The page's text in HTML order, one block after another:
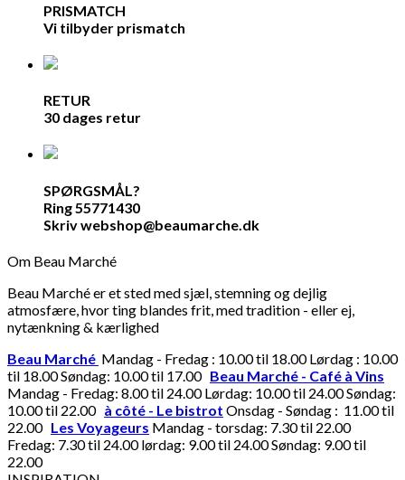
PRISMATCH
Vi tilbyder prismatch
RETUR
30 dages retur
SPØRGSMÅL?
Ring 55771430
Skriv webshop@beaumarche.dk
Om Beau Marché
Beau Marché er et sted med sjæl, stemning og dejlig
atmosfære, hvor ting blandes frit, med tradition - eller ej,
nytænkning & kærlighed
Beau Marché Mandag - Fredag : 10.00 til 18.00 Lørdag : 10.00
til 18.00 Søndag: 10.00 til 17.00 Beau Marché - Café à Vins
Mandag - Fredag: 8.00 til 24.00 Lørdag: 10.00 til 24.00 Søndag:
10.00 til 22.00 à côté - Le bistrot Onsdag - Søndag : 11.00 til
22.00 Les Voyageurs Mandag - torsdag: 7.30 til 22.00
Fredag: 7.30 til 24.00 lørdag: 9.00 til 24.00 Søndag: 9.00 til
22.00